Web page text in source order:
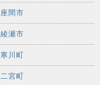
座間市
綾瀬市
寒川町
二宮町